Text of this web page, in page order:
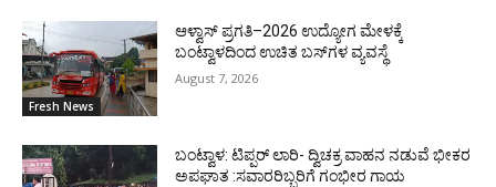
Fresh News
ಆಳ್ವಾಸ್ ಪ್ರಗತಿ–2026 ಉದ್ಯೋಗ ಮೇಳಕ್ಕೆ
ಬಂಟ್ವಾಳದಿಂದ ಉಚಿತ ಬಸ್‌ಗಳ ವ್ಯವಸ್ಥೆ
August 7, 2026
ಬಂಟ್ವಾಳ: ಟಿಪ್ಪರ್ ಲಾರಿ- ದ್ವಿಚಕ್ರ ವಾಹನ ನಡುವೆ ಭೀಕರ
ಅಪಘಾತ :ಸವಾರರಿಬ್ಬರಿಗೆ ಗಂಭೀರ ಗಾಯ